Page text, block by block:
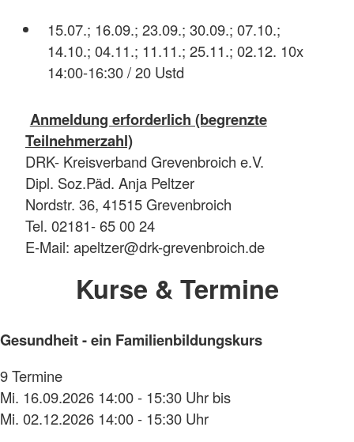
15.07.; 16.09.; 23.09.; 30.09.; 07.10.;
14.10.; 04.11.; 11.11.; 25.11.; 02.12. 10x
14:00-16:30 / 20 Ustd
Anmeldung erforderlich (begrenzte
Teilnehmerzahl)
DRK- Kreisverband Grevenbroich e.V.
Dipl. Soz.Päd. Anja Peltzer
Nordstr. 36, 41515 Grevenbroich
Tel. 02181- 65 00 24
E-Mail: apeltzer@drk-grevenbroich.de
Kurse & Termine
Gesundheit - ein Familienbildungskurs
9 Termine
Mi. 16.09.2026 14:00 - 15:30 Uhr bis
Mi. 02.12.2026 14:00 - 15:30 Uhr